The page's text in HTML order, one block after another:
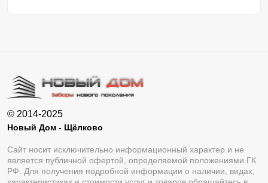
© 2014-2025
Новый Дом - Щёлково
Сайт носит исключительно информационный характер и не
является публичной офертой, определяемой положениями ГК
РФ. Для получения подробной информации о наличии, видах,